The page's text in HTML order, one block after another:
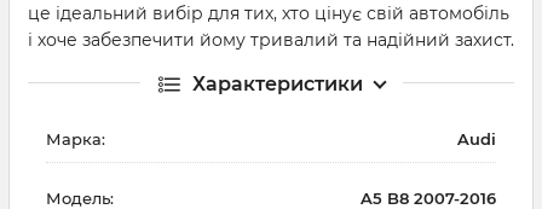
це ідеальний вибір для тих, хто цінує свій автомобіль
і хоче забезпечити йому тривалий та надійний захист.
Характеристики
Марка: Audi
Модель: A5 B8 2007-2016